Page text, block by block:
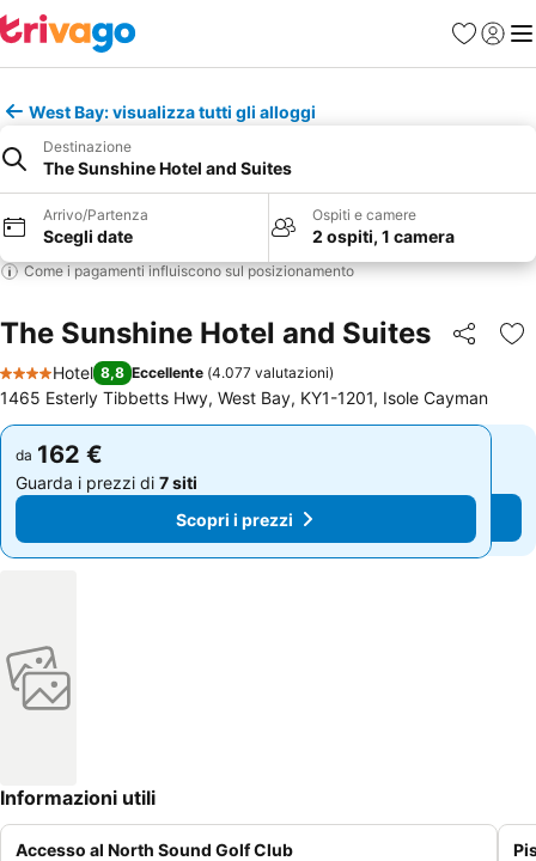
PreferitiAccedi
West Bay: visualizza tutti gli alloggi
Destinazione
The Sunshine Hotel and Suites
Arrivo/Partenza
Scegli date
Ospiti e camere
2 ospiti, 1 camera
Come i pagamenti influiscono sul posizionamento
The Sunshine Hotel and Suites Condividi
4 Stelle
Hotel 8,8 Eccellente (4.077 valutazioni)
1465 Esterly Tibbetts Hwy, West Bay, KY1-1201, Isole Cayman
da 162 €
Guarda i prezzi di 7 siti
Scopri i prezzi
da 162 €
Guarda i prezzi di 7 siti
Scopri i prezzi
Informazioni utili
Accesso al North Sound Golf Club